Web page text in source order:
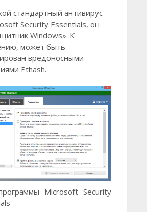
стандартный антивирус
Security Essentials, он
Windows». К
может быть
вредоносными
Ethash.
Microsoft Security